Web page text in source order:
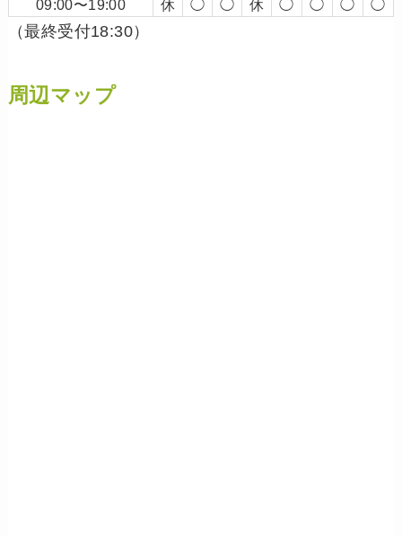
09:00〜19:00
休 ◯ ◯ 休 ◯ ◯ ◯ ◯
（最終受付18:30）
周辺マップ